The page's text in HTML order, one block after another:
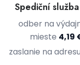
Spediční
odber na
mieste 4,19
zaslanie na